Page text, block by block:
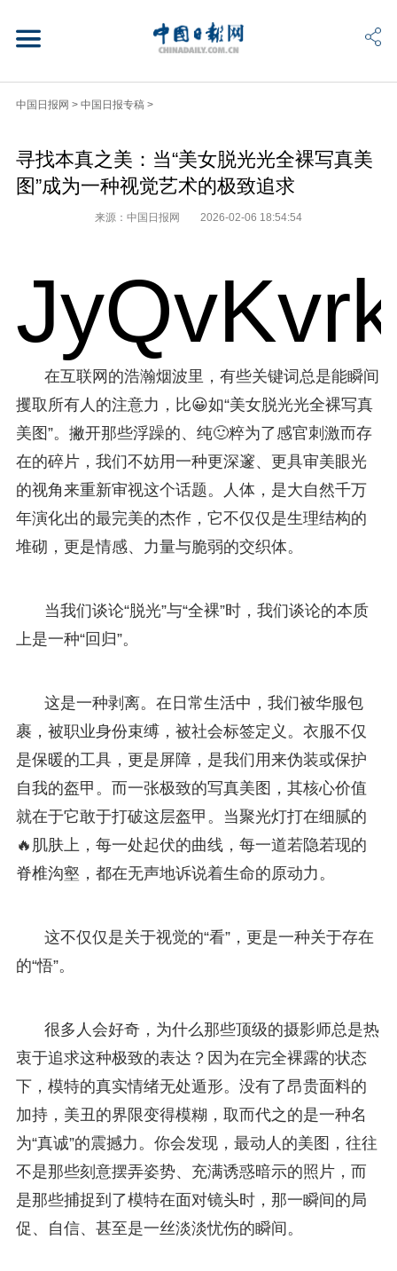
中国日报网 > 中国日报专稿 >
寻找本真之美：当“美女脱光光全裸写真美
图”成为一种视觉艺术的极致追求
来源：中国日报网 2026-02-06 18:54:54
在互联网的浩瀚烟波里，有些关键词总是能瞬间
攫取所有人的注意力，比😀如“美女脱光光全裸写真
美图”。撇开那些浮躁的、纯🙂粹为了感官刺激而存
在的碎片，我们不妨用一种更深邃、更具审美眼光
的视角来重新审视这个话题。人体，是大自然千万
年演化出的最完美的杰作，它不仅仅是生理结构的
堆砌，更是情感、力量与脆弱的交织体。
当我们谈论“脱光”与“全裸”时，我们谈论的本质
上是一种“回归”。
这是一种剥离。在日常生活中，我们被华服包
裹，被职业身份束缚，被社会标签定义。衣服不仅
是保暖的工具，更是屏障，是我们用来伪装或保护
自我的盔甲。而一张极致的写真美图，其核心价值
就在于它敢于打破这层盔甲。当聚光灯打在细腻的
🔥肌肤上，每一处起伏的曲线，每一道若隐若现的
脊椎沟壑，都在无声地诉说着生命的原动力。
这不仅仅是关于视觉的“看”，更是一种关于存在
的“悟”。
很多人会好奇，为什么那些顶级的摄影师总是热
衷于追求这种极致的表达？因为在完全裸露的状态
下，模特的真实情绪无处遁形。没有了昂贵面料的
加持，美丑的界限变得模糊，取而代之的是一种名
为“真诚”的震撼力。你会发现，最动人的美图，往往
不是那些刻意摆弄姿势、充满诱惑暗示的照片，而
是那些捕捉到了模特在面对镜头时，那一瞬间的局
促、自信、甚至是一丝淡淡忧伤的瞬间。